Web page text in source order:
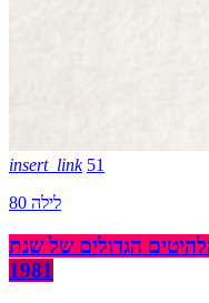
insert_link 51
לילה 80
עם אורן עמרם 341 – הלהיטים הגדולים של שנת
1981